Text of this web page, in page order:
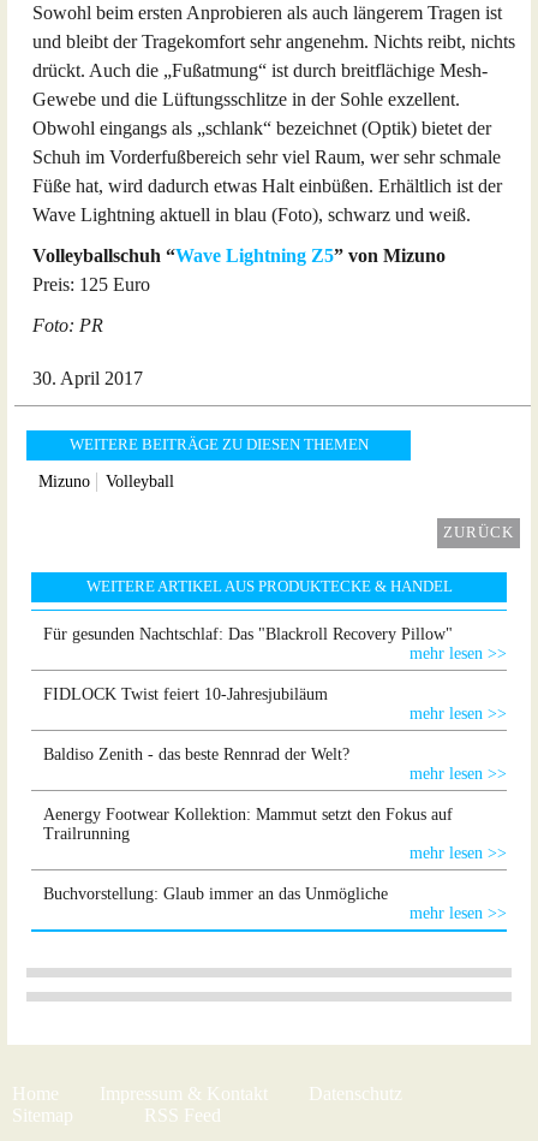
Sowohl beim ersten Anprobieren als auch längerem Tragen ist
und bleibt der Tragekomfort sehr angenehm. Nichts reibt, nichts
drückt. Auch die „Fußatmung“ ist durch breitflächige Mesh-
Gewebe und die Lüftungsschlitze in der Sohle exzellent.
Obwohl eingangs als „schlank“ bezeichnet (Optik) bietet der
Schuh im Vorderfußbereich sehr viel Raum, wer sehr schmale
Füße hat, wird dadurch etwas Halt einbüßen. Erhältlich ist der
Wave Lightning aktuell in blau (Foto), schwarz und weiß.
Volleyballschuh “Wave Lightning Z5” von Mizuno
Preis: 125 Euro
Foto: PR
30. April 2017
WEITERE BEITRÄGE ZU DIESEN THEMEN
Mizuno Volleyball
ZURÜCK
WEITERE ARTIKEL AUS PRODUKTECKE & HANDEL
Für gesunden Nachtschlaf: Das "Blackroll Recovery Pillow"
mehr lesen >>
FIDLOCK Twist feiert 10-Jahresjubiläum
mehr lesen >>
Baldiso Zenith - das beste Rennrad der Welt?
mehr lesen >>
Aenergy Footwear Kollektion: Mammut setzt den Fokus auf
Trailrunning
mehr lesen >>
Buchvorstellung: Glaub immer an das Unmögliche
mehr lesen >>
Home Impressum & Kontakt
Datenschutz
Sitemap
RSS Feed